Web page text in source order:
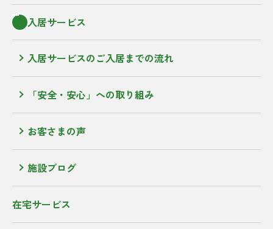
入居サービス
入居サービスのご入居までの流れ
「安全・安心」への取り組み
お客さまの声
施設ブログ
在宅サービス